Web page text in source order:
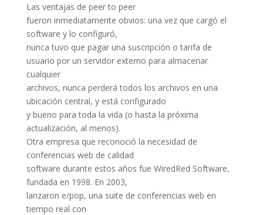
Las ventajas de peer to peer
fueron inmediatamente obvios: una vez que cargó el
software y lo configuró,
nunca tuvo que pagar una suscripción o tarifa de
usuario por un servidor externo para almacenar
cualquier
archivos, nunca perderá todos los archivos en una
ubicación central, y está configurado
y bueno para toda la vida (o hasta la próxima
actualización, al menos).
Otra empresa que reconoció la necesidad de
conferencias web de calidad
software durante estos años fue WiredRed Software,
fundada en 1998. En 2003,
lanzaron e/pop, una suite de conferencias web en
tiempo real con